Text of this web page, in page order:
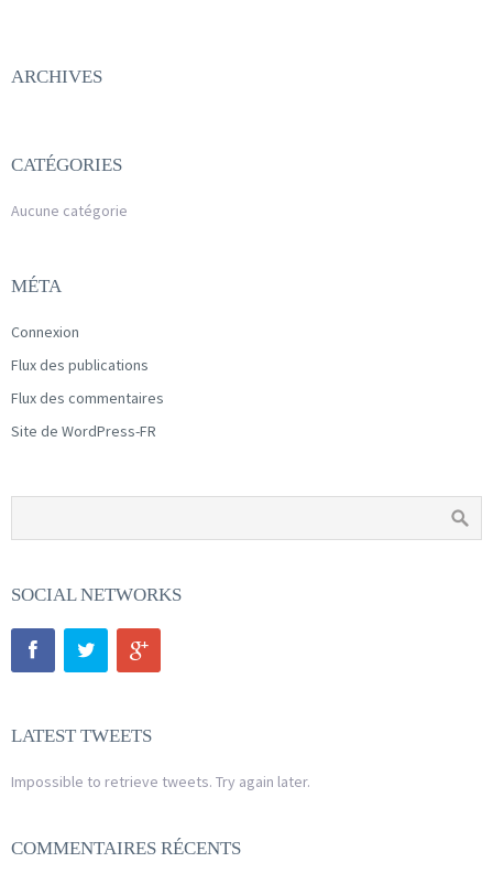
ARCHIVES
CATÉGORIES
Aucune catégorie
MÉTA
Connexion
Flux des publications
Flux des commentaires
Site de WordPress-FR
SOCIAL NETWORKS
LATEST TWEETS
Impossible to retrieve tweets. Try again later.
COMMENTAIRES RÉCENTS